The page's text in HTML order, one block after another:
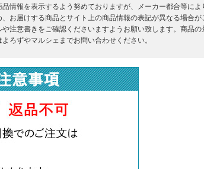
情報を表示するよう努めておりますが、メーカー都合等に
お届けする商品とサイト上の商品情報の表記が異なる場合が
注意書きをご確認くださいますようお願い致します。商品の
ろずやマルシェまでお問い合わせください。